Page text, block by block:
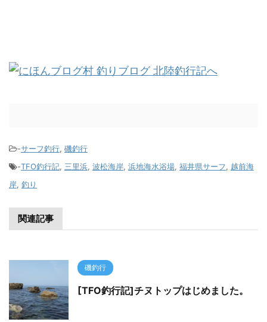
-サーフ釣行, 磯釣行
-TFO釣行記, 三里浜, 波松海岸, 浜地海水浴場, 福井県サーフ, 越前海
岸, 釣り
関連記事
磯釣行
[TFO釣行記]チヌトップはじめました。